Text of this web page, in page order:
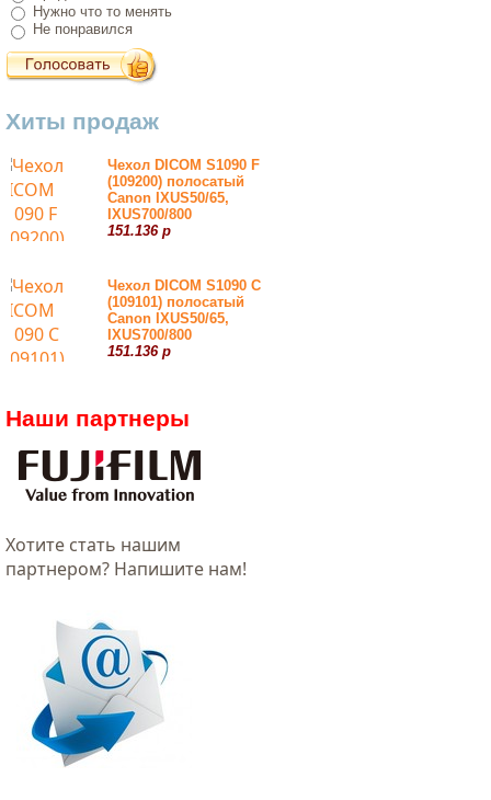
Нужно что то менять
Не понравился
Хиты продаж
Чехол DICOM S1090 F
(109200) полосатый
Canon IXUS50/65,
IXUS700/800
151.136 р
Чехол DICOM S1090 С
(109101) полосатый
Canon IXUS50/65,
IXUS700/800
151.136 р
Наши партнеры
Хотитe стать нашим
партнером? Напишите нам!